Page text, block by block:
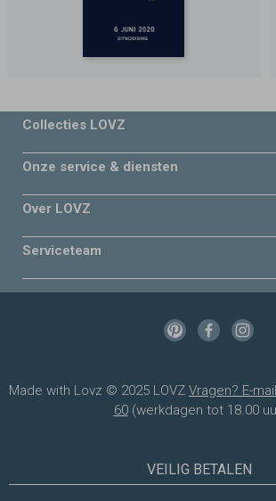
Collecties LOVZ
Onze service & diensten
Over LOVZ
Serviceteam
Made with Lovz © 2025 LOVZ Vragen? E-mail
60(werkdagen tot 18.00
VEILIG BETALEN